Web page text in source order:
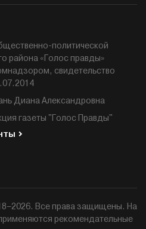
политической
района «Голос правды»
свидетельство
Диана Александровна
газеты "Голос Правды"
Все права защищены. На
рекомендательные